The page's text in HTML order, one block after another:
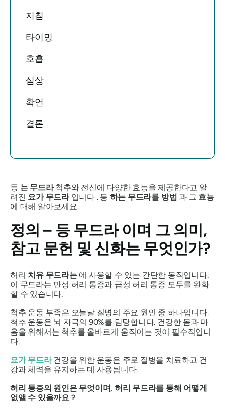
지침
타이밍
호흡
심상
확언
결론
등 는무드라척추와 전신에 다양한 효능을 제공한다고 알
려진 요가 무드라입니다 . 등 하는 무드라를 방법 과 그 효능
에 대해 알아보세요.
정의 – 등 무드라이며 그 의미,
참고 문헌 및 신화는 무엇인가?
허리 치유무드라는에 사용할 수 있는 간단한 동작입니다.
이 무드라는 만성 허리 통증과 급성 허리 통증 모두를 완화
할 수 있습니다.
척추 운동 부족은 오늘날 질병의 주요 원인 중 하나입니다.
척추 운동은 뇌 자극의 90%를 담당합니다. 건강한 몸과 마
음을 위해서는 척추를 올바르게 움직이는 것이 필수적입니
다.
요가무드라건강을 위한 운동은 주로 질병을 치료하고 건
강과 체력을 유지하는 데 사용됩니다.
허리 통증의 원인은 무엇이며, 허리 무드라를 통해 어떻게
없앨 수 있을까요 ?